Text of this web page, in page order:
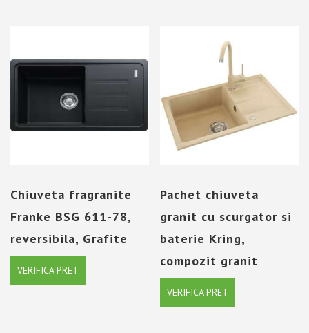
Chiuveta fragranite
Franke BSG 611-78,
reversibila, Grafite
VERIFICA PRET
Pachet chiuveta
granit cu scurgator si
baterie Kring,
compozit granit
VERIFICA PRET